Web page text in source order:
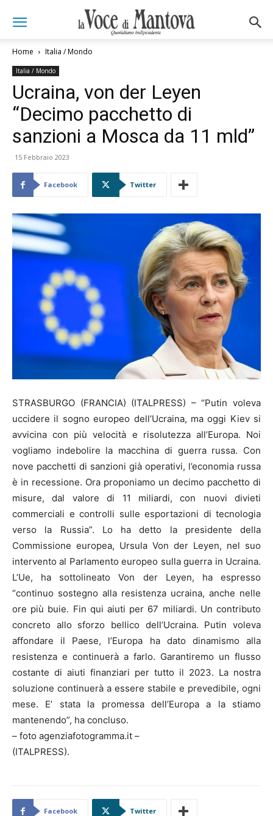
Home Italia / Mondo
Italia / Mondo
Ucraina, von der Leyen
“Decimo pacchetto di
sanzioni a Mosca da 11 mld”
15 Febbraio 2023
Facebook Twitter
STRASBURGO (FRANCIA) (ITALPRESS) – “Putin voleva
uccidere il sogno europeo dell’Ucraina, ma oggi Kiev si
avvicina con più velocità e risolutezza all’Europa. Noi
vogliamo indebolire la macchina di guerra russa. Con
nove pacchetti di sanzioni già operativi, l’economia russa
è in recessione. Ora proponiamo un decimo pacchetto di
misure, dal valore di 11 miliardi, con nuovi divieti
commerciali e controlli sulle esportazioni di tecnologia
verso la Russia”. Lo ha detto la presidente della
Commissione europea, Ursula Von der Leyen, nel suo
intervento al Parlamento europeo sulla guerra in Ucraina.
L’Ue, ha sottolineato Von der Leyen, ha espresso
“continuo sostegno alla resistenza ucraina, anche nelle
ore più buie. Fin qui aiuti per 67 miliardi. Un contributo
concreto allo sforzo bellico dell’Ucraina. Putin voleva
affondare il Paese, l’Europa ha dato dinamismo alla
resistenza e continuerà a farlo. Garantiremo un flusso
costante di aiuti finanziari per tutto il 2023. La nostra
soluzione continuerà a essere stabile e prevedibile, ogni
mese. E’ stata la promessa dell’Europa a la stiamo
mantenendo”, ha concluso.
– foto agenziafotogramma.it –
(ITALPRESS).
Facebook Twitter